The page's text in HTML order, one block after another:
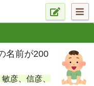
名前が200
彦、信彦、